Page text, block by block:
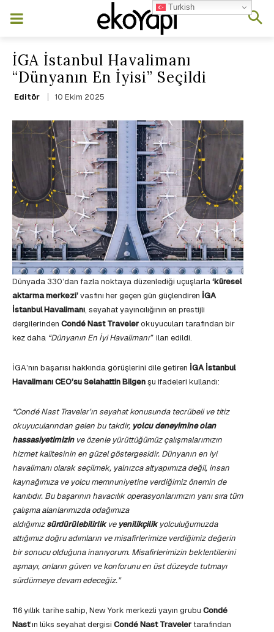
İGA İstanbul Havalimanı
“Dünyanın En İyisi” Seçildi
Editör 10 Ekim 2025
Dünyada 330’dan fazla noktaya düzenlediği uçuşlarla‘küresel
aktarma merkezi’vasfını her geçen gün güçlendiren İGA
İstanbul Havalimanı, seyahat yayıncılığının en prestijli
dergilerinden Condé Nast Travelerokuyucuları tarafından bir
kez daha “Dünyanın En İyi Havalimanı” ilan edildi.
İGA’nın başarısı hakkında görüşlerini dile getiren İGA İstanbul
Havalimanı CEO’su Selahattin Bilgenşu ifadeleri kullandı:
“Condé Nast Traveler’ın seyahat konusunda tecrübeli ve titiz
okuyucularından gelen bu takdir, yolcu deneyimine olan
hassasiyetimizinve özenle yürüttüğümüz çalışmalarımızın
hizmet kalitesinin en güzel göstergesidir. Dünyanın en iyi
havalimanı olarak seçilmek, yalnızca altyapımıza değil, insan
kaynağımıza ve yolcu memnuniyetine verdiğimiz önemin de
kanıtıdır. Bu başarının havacılık operasyonlarımızın yanı sıra tüm
çalışma alanlarımızda odağımıza
aldığımızsürdürülebilirlikve yenilikçilikyolculuğumuzda
attığımız doğru adımların ve misafirlerimize verdiğimiz değerin
bir sonucu olduğuna inanıyorum. Misafirlerimizin beklentilerini
aşmayı, onların güven ve konforunu en üst düzeyde tutmayı
sürdürmeye devam edeceğiz.”
116 yıllık tarihe sahip, New York merkezli yayın grubu Condé
Nast’ın lüks seyahat dergisi Condé Nast Travelertarafından
Turkish